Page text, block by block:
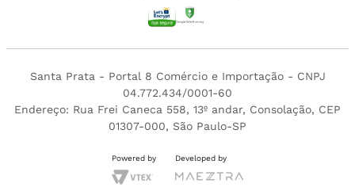
Santa Prata - Portal 8 Comércio e Importação - CNPJ
04.772.434/0001-60
Endereço: Rua Frei Caneca 558, 13º andar, Consolação, CEP
01307-000, São Paulo-SP
Powered by Developed by